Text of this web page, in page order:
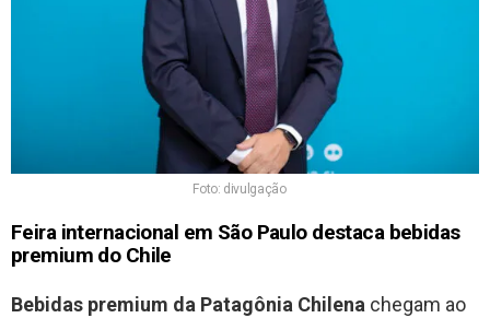
Foto: divulgação
Feira internacional em São Paulo destaca bebidas
premium do Chile
Bebidas premium da Patagônia Chilena chegam ao